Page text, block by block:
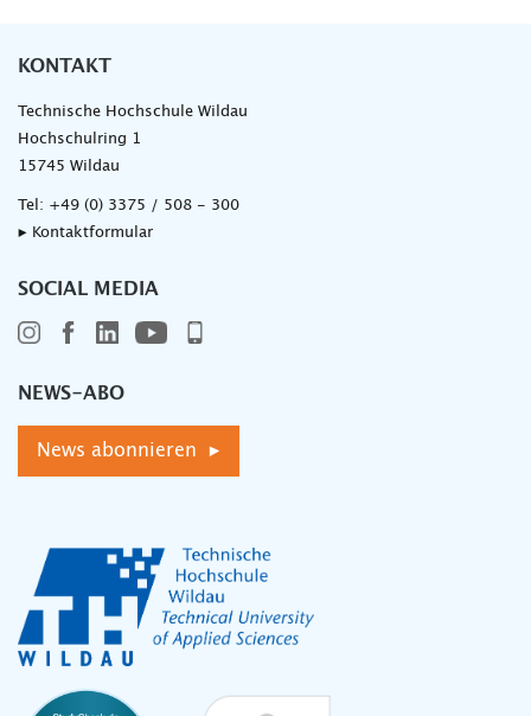
KONTAKT
Technische Hochschule Wildau
Hochschulring 1
15745 Wildau
Tel: +49 (0) 3375 / 508 - 300
▸ Kontaktformular
SOCIAL MEDIA
NEWS-ABO
News abonnieren ▸